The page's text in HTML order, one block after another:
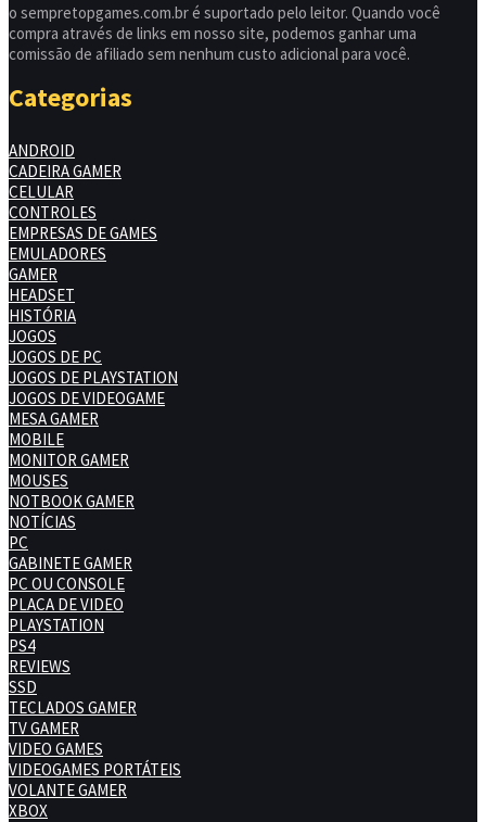
o sempretopgames.com.br é suportado pelo leitor. Quando você
compra através de links em nosso site, podemos ganhar uma
comissão de afiliado sem nenhum custo adicional para você.
Categorias
ANDROID
CADEIRA GAMER
CELULAR
CONTROLES
EMPRESAS DE GAMES
EMULADORES
GAMER
HEADSET
HISTÓRIA
JOGOS
JOGOS DE PC
JOGOS DE PLAYSTATION
JOGOS DE VIDEOGAME
MESA GAMER
MOBILE
MONITOR GAMER
MOUSES
NOTBOOK GAMER
NOTÍCIAS
PC
GABINETE GAMER
PC OU CONSOLE
PLACA DE VIDEO
PLAYSTATION
PS4
REVIEWS
SSD
TECLADOS GAMER
TV GAMER
VIDEO GAMES
VIDEOGAMES PORTÁTEIS
VOLANTE GAMER
XBOX